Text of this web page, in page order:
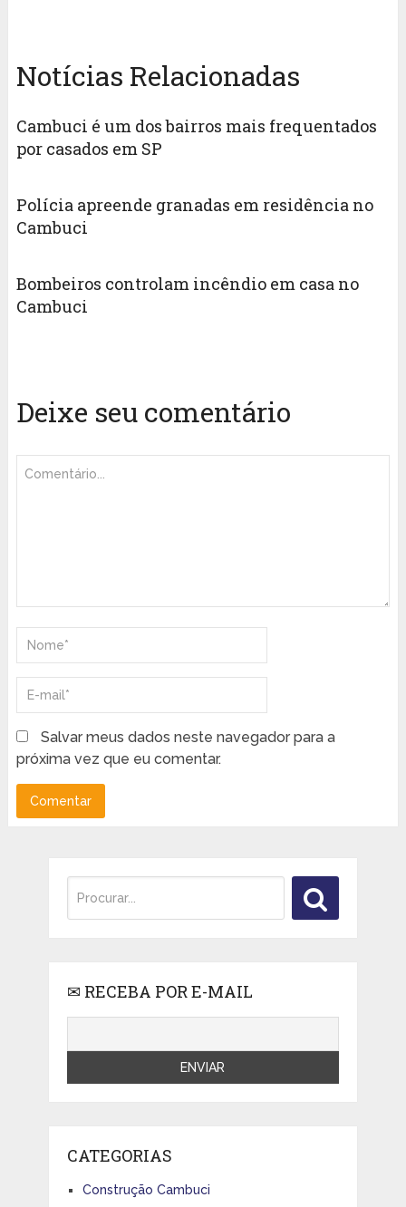
Notícias Relacionadas
Cambuci é um dos bairros mais frequentados
por casados em SP
Polícia apreende granadas em residência no
Cambuci
Bombeiros controlam incêndio em casa no
Cambuci
Deixe seu comentário
Salvar meus dados neste navegador para a
próxima vez que eu comentar.
✉ RECEBA POR E-MAIL
CATEGORIAS
Construção Cambuci